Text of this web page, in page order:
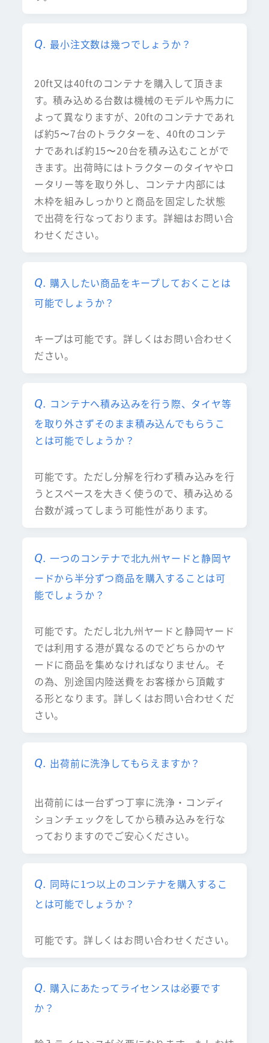
最小注文数は幾つでしょうか？
20ft又は40ftのコンテナを購入して頂きま
す。積み込める台数は機械のモデルや馬力に
よって異なりますが、20ftのコンテナであれ
ば約5〜7台のトラクターを、40ftのコンテ
ナであれば約15〜20台を積み込むことがで
きます。出荷時にはトラクターのタイヤやロ
ータリー等を取り外し、コンテナ内部には
木枠を組みしっかりと商品を固定した状態
で出荷を行なっております。詳細はお問い合
わせください。
購入したい商品をキープしておくことは
可能でしょうか？
キープは可能です。詳しくはお問い合わせく
ださい。
コンテナへ積み込みを行う際、タイヤ等
を取り外さずそのまま積み込んでもらうこ
とは可能でしょうか？
可能です。ただし分解を行わず積み込みを行
うとスペースを大きく使うので、積み込める
台数が減ってしまう可能性があります。
一つのコンテナで北九州ヤードと静岡ヤ
ードから半分ずつ商品を購入することは可
能でしょうか？
可能です。ただし北九州ヤードと静岡ヤード
では利用する港が異なるのでどちらかのヤ
ードに商品を集めなければなりません。そ
の為、別途国内陸送費をお客様から頂戴す
る形となります。詳しくはお問い合わせくだ
さい。
出荷前に洗浄してもらえますか？
出荷前には一台ずつ丁寧に洗浄・コンディ
ションチェックをしてから積み込みを行な
っておりますのでご安心ください。
同時に1つ以上のコンテナを購入するこ
とは可能でしょうか？
可能です。詳しくはお問い合わせください。
購入にあたってライセンスは必要です
か？